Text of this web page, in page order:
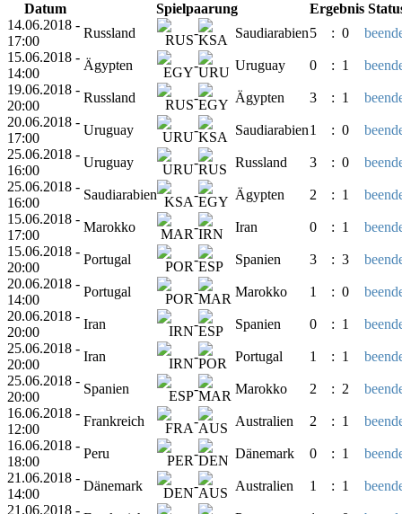
Datum Spielpaarung Ergebnis
14.06.2018 -
17:00
Russland - Saudiarabien5 : 0
15.06.2018 -
14:00
Ägypten - Uruguay 0 : 1
19.06.2018 -
20:00
Russland - Ägypten 3 : 1
20.06.2018 -
17:00
Uruguay - Saudiarabien1 : 0
25.06.2018 -
16:00
Uruguay - Russland 3 : 0
25.06.2018 -
16:00
Saudiarabien - Ägypten 2 : 1
15.06.2018 -
17:00
Marokko - Iran 0 : 1
15.06.2018 -
20:00
Portugal - Spanien 3 : 3
20.06.2018 -
14:00
Portugal - Marokko 1 : 0
20.06.2018 -
20:00
Iran - Spanien 0 : 1
25.06.2018 -
20:00
Iran - Portugal 1 : 1
25.06.2018 -
20:00
Spanien - Marokko 2 : 2
16.06.2018 -
12:00
Frankreich - Australien 2 : 1
16.06.2018 -
18:00
Peru - Dänemark 0 : 1
21.06.2018 -
14:00
Dänemark - Australien 1 : 1
21.06.2018 -